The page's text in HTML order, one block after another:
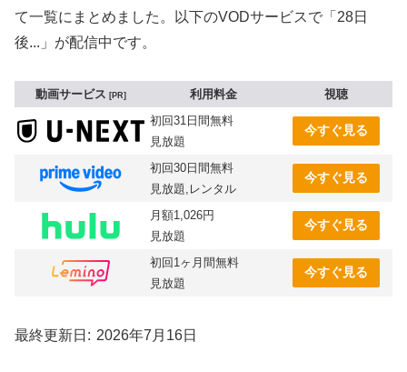
て一覧にまとめました。以下のVODサービスで「28日
後...」が配信中です。
動画サービス PR 利用料金
視聴
初回31日間無料
見放題
今すぐ見る
初回30日間無料
見放題,レンタル
今すぐ見る
月額1,026円
見放題
今すぐ見る
初回1ヶ月間無料
見放題
今すぐ見る
最終更新日 2026年7月16日